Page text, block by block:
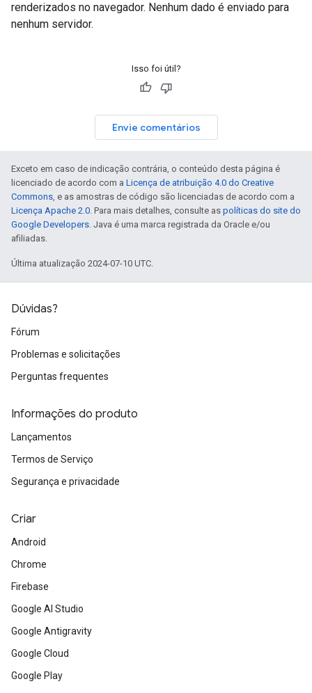
renderizados no navegador. Nenhum dado é enviado para
nenhum servidor.
Isso foi útil?
Envie comentários
Exceto em caso de indicação contrária, o conteúdo desta página é
licenciado de acordo com a Licença de atribuição 4.0 do Creative
Commons, e as amostras de código são licenciadas de acordo com a
Licença Apache 2.0. Para mais detalhes, consulte as políticas do site do
Google Developers. Java é uma marca registrada da Oracle e/ou
afiliadas.
Última atualização 2024-07-10 UTC.
Dúvidas?
Fórum
Problemas e solicitações
Perguntas frequentes
Informações do produto
Lançamentos
Termos de Serviço
Segurança e privacidade
Criar
Android
Chrome
Firebase
Google AI Studio
Google Antigravity
Google Cloud
Google Play